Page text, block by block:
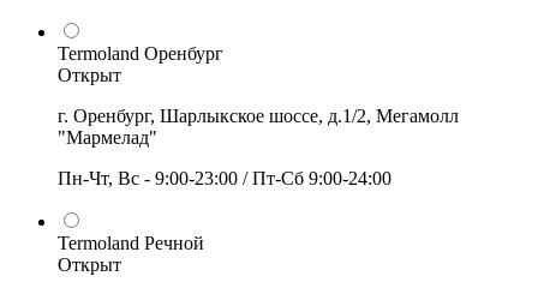
Termoland Оренбург
Открыт
г. Оренбург, Шарлыкское шоссе, д.1/2, Мегамолл
"Мармелад"
Пн-Чт, Вс - 9:00-23:00 / Пт-Сб 9:00-24:00
Termoland Речной
Открыт